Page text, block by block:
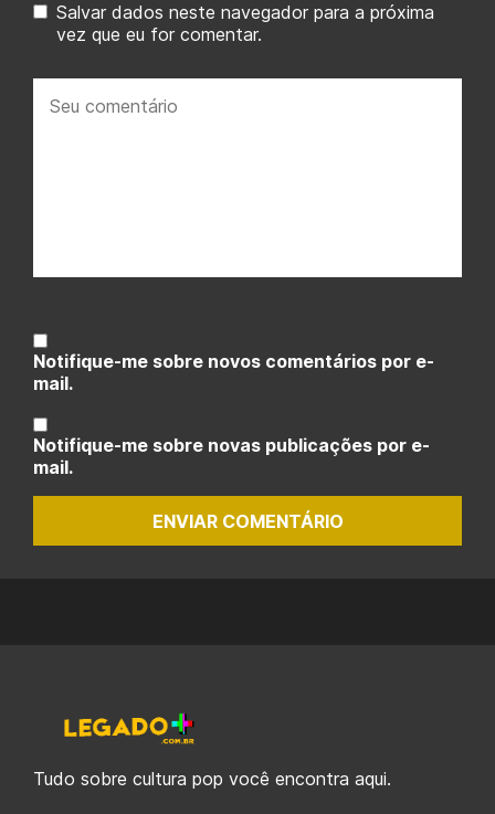
Salvar dados neste navegador para a próxima
vez que eu for comentar.
comentário:
Notifique-me sobre novos comentários por e-
mail.
Notifique-me sobre novas publicações por e-
mail.
ENVIAR COMENTÁRIO
Tudo sobre cultura pop você encontra aqui.